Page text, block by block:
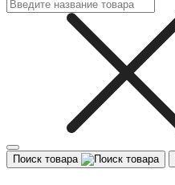
Поиск товара